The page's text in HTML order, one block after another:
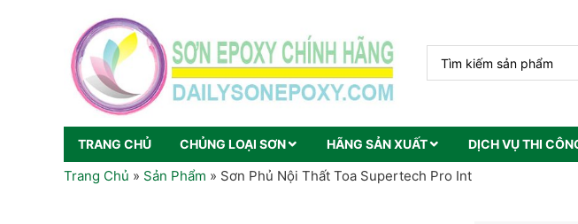
TRANG CHỦ CHỦNG LOẠI SƠN HÃNG SẢN XUẤT DỊCH VỤ THI
Trang Chủ » Sản Phẩm » Sơn Phủ Nội Thất Toa Supertech Pro Int